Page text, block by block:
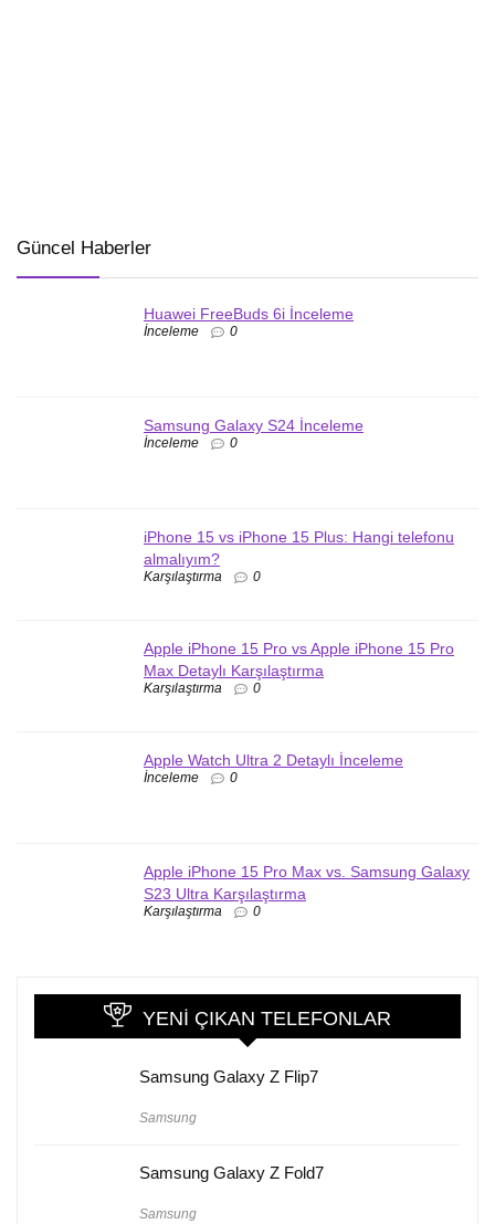
Güncel Haberler
Huawei FreeBuds 6i İnceleme
İnceleme 0
Samsung Galaxy S24 İnceleme
İnceleme 0
iPhone 15 vs iPhone 15 Plus: Hangi telefonu
almalıyım?
Karşılaştırma 0
Apple iPhone 15 Pro vs Apple iPhone 15 Pro
Max Detaylı Karşılaştırma
Karşılaştırma 0
Apple Watch Ultra 2 Detaylı İnceleme
İnceleme 0
Apple iPhone 15 Pro Max vs. Samsung Galaxy
S23 Ultra Karşılaştırma
Karşılaştırma 0
YENI ÇIKAN TELEFONLAR
Samsung Galaxy Z Flip7
Samsung
Samsung Galaxy Z Fold7
Samsung